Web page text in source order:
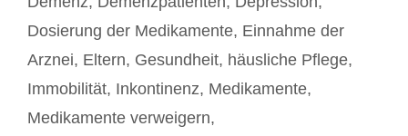
Dosierung der Medikamente, Einnahme der
Arznei, Eltern, Gesundheit, häusliche Pflege,
Immobilität, Inkontinenz, Medikamente,
Medikamente verweigern,